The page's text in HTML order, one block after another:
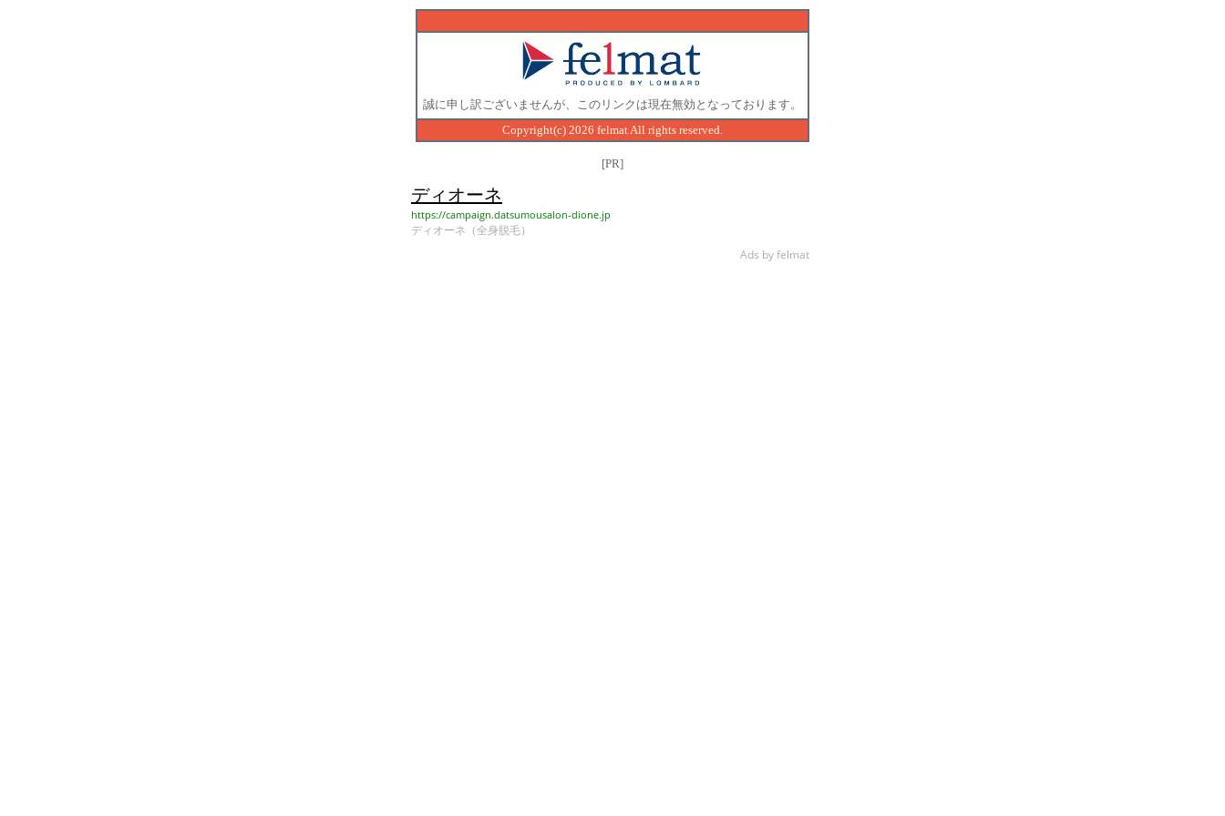
誠に申し訳ございませんが、このリンクは現在無効となっております。
Copyright(c) 2026 felmat All rights reserved.
[PR]
ディオーネ
https://campaign.datsumousalon-dione.jp
ディオーネ（全身脱毛）
Ads by felmat